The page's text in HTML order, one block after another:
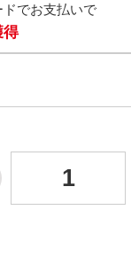
でお支払いで
得